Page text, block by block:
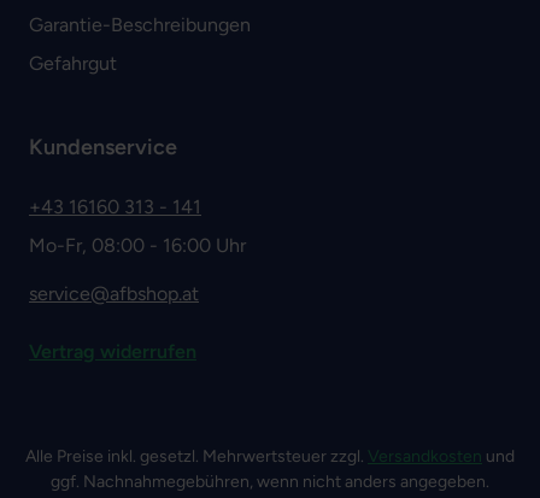
Garantie-Beschreibungen
Gefahrgut
Kundenservice
+43 16160 313 - 141
Mo-Fr, 08:00 - 16:00 Uhr
service@afbshop.at
Vertrag widerrufen
Alle Preise inkl. gesetzl. Mehrwertsteuer zzgl. Versandkosten und
ggf. Nachnahmegebühren, wenn nicht anders angegeben.